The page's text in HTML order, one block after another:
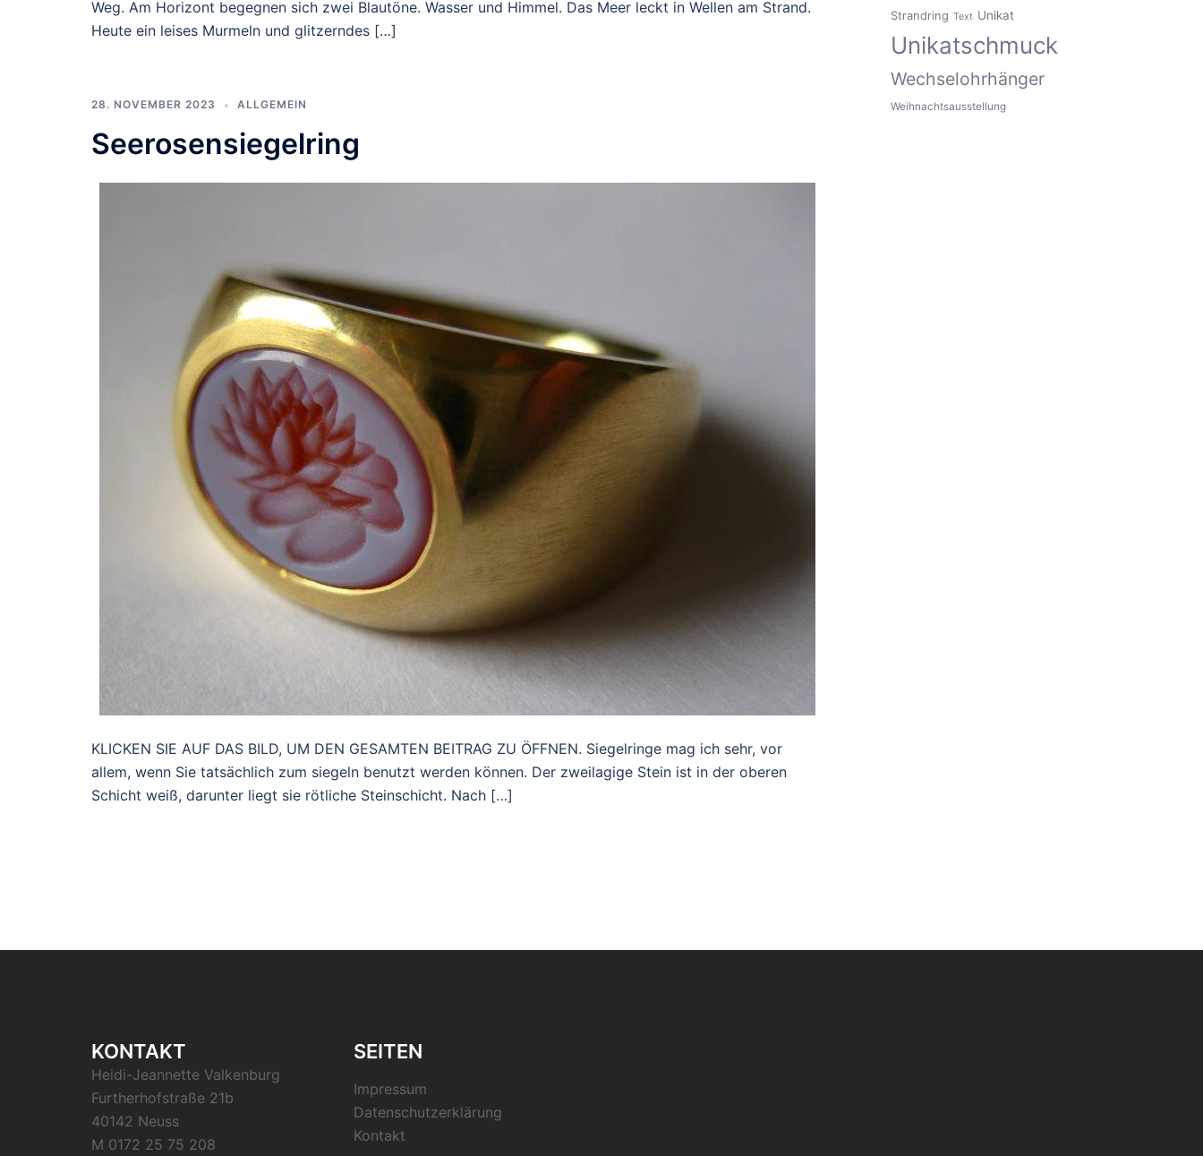
Weg. Am Horizont begegnen sich zwei Blautöne. Wasser und Himmel. Das Meer leckt in Wellen am Strand.
Heute ein leises Murmeln und glitzerndes […]
28. NOVEMBER 2023 ALLGEMEIN
Seerosensiegelring
KLICKEN SIE AUF DAS BILD, UM DEN GESAMTEN BEITRAG ZU ÖFFNEN. Siegelringe mag ich sehr, vor
allem, wenn Sie tatsächlich zum siegeln benutzt werden können. Der zweilagige Stein ist in der oberen
Schicht weiß, darunter liegt sie rötliche Steinschicht. Nach […]
Strandring Text Unikat
Unikatschmuck
Wechselohrhänger
Weihnachtsausstellung
KONTAKT
Heidi-Jeannette Valkenburg
Furtherhofstraße 21b
40142 Neuss
M 0172 25 75 208
SEITEN
Impressum
Datenschutzerklärung
Kontakt